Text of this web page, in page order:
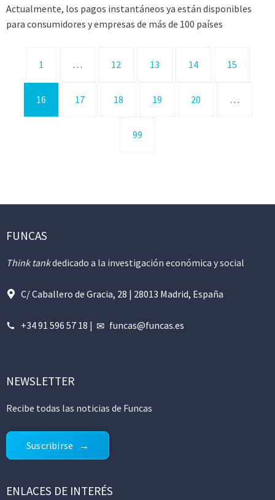
Actualmente, los pagos instantáneos ya están disponibles
para consumidores y empresas de más de 100 países
1 … 12 13 14 15
16 17 18 19 20 …
99
FUNCAS
Think tankdedicado a la investigación económica y social
C/ Caballero de Gracia, 28 | 28013 Madrid, España
+34 91 596 57 18 | funcas@funcas.es
NEWSLETTER
Recibe todas las noticias de Funcas
Suscribirse
ENLACES DE INTERÉS